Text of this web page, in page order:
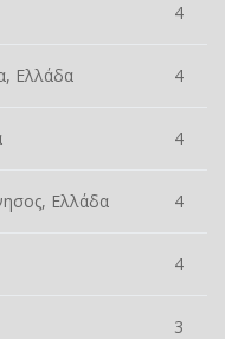
4
Ελλάδα 4
4
Ελλάδα 4
4
3